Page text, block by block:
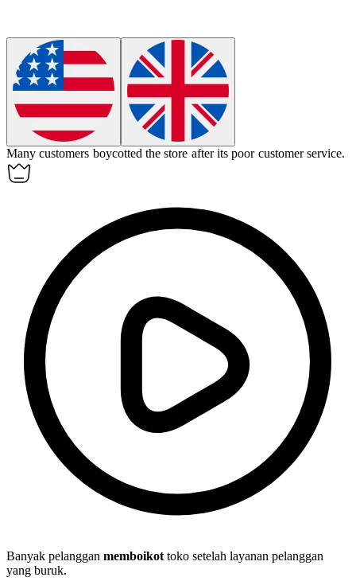
Many customers boycotted the store after its poor customer service.
Banyak pelanggan memboikot toko setelah layanan pelanggan
yang buruk.